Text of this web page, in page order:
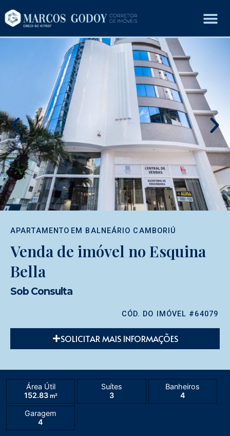
APARTAMENTO EM BALNEÁRIO CAMBORIÚ
Venda de imóvel no Esquina
Bella
Sob Consulta
CÓD. DO IMÓVEL #64079
SOLICITAR MAIS INFORMAÇÕES
Área Útil
152.83m²
Suítes
3
Banheiros
4
Garagem
4